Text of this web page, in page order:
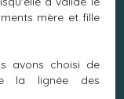
mère et fille
avons choisi de
la lignée des